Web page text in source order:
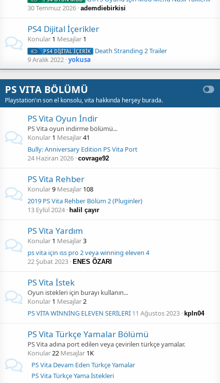
30 Temmuz 2026 ademdiebirkisi
PS4 Dijital İçerikler
Konular 1 Mesajlar 1
PS4 DİJİTAL İÇERİK
Death Stranding 2 Trailer
9 Aralık 2022 yokusa
PS VITA BÖLÜMÜ
Playstation'ın son el konsolu, vita hakkında herşey burada.
PS Vita Oyun İndir
PS Vita oyun indirme bölümü...
Konular 1 Mesajlar41
Bully: Anniversary Edition PS Vita Port
24 Haziran 2026 covrage92
PS Vita Rehber
Konular9 Mesajlar 108
2019 PS Vita Rehber Bölüm 2 (Pluginler)
13 Eylül 2024
halil çayır
PS Vita Yardım
Konular 1 Mesajlar3
ps vita için ıss pro 2 veya winning eleven 4
22 Şubat 2023
ENES ÖZARI
PS Vita İstek
Oyun istekleri için burayı kullanın...
Konular 1 Mesajlar2
PS VİTA WİNNİNG ELEVEN SERİLERİ 11 Ağustos 2023 kpln04
PS Vita Türkçe Yamalar Bölümü
PS Vita adına port edilen veya çevirilen türkçe yamalar.
Konular22 Mesajlar 1K
PS Vita Devam Eden Türkçe Yamalar
PS Vita Türkçe Yama İstekleri